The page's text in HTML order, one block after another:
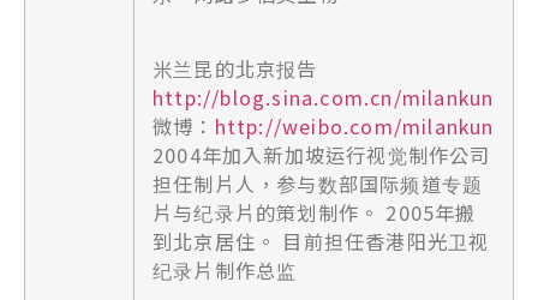
米兰昆的北京报告
http://blog.sina.com.cn/milankun
微博： http://weibo.com/milankun
2004年加入新加坡运行视觉制作公司
担任制片人，参与数部国际频道专题
片与纪录片的策划制作。 2005年搬
到北京居住。 目前担任香港阳光卫视
纪录片制作总监